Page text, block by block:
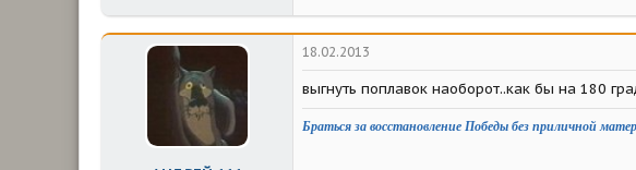
18.02.2013
выгнуть поплавок наоборот..как бы на 180
Браться за восстановление Победы без приличной